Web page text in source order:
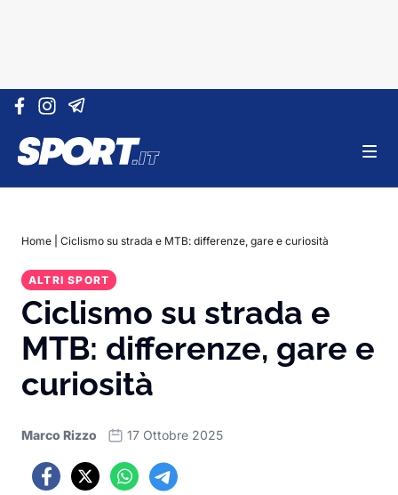
Vai al contenuto
Home Ciclismo su strada e MTB: differenze, gare e curiosità
ALTRI SPORT
Ciclismo su strada e
MTB: differenze, gare e
curiosità
Marco Rizzo 17 Ottobre 2025